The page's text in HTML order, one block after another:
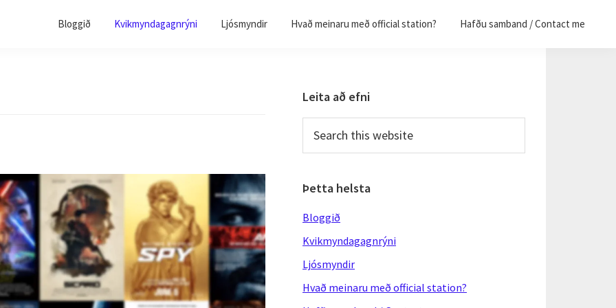
Bloggið Kvikmyndagagnrýni Ljósmyndir Hvað meinaru með official station? Hafðu samband / Contact me
Primary
Sidebar
Leita að efni
this
Þetta helsta
Bloggið
Kvikmyndagagnrýni
Ljósmyndir
Hvað meinaru með official station?